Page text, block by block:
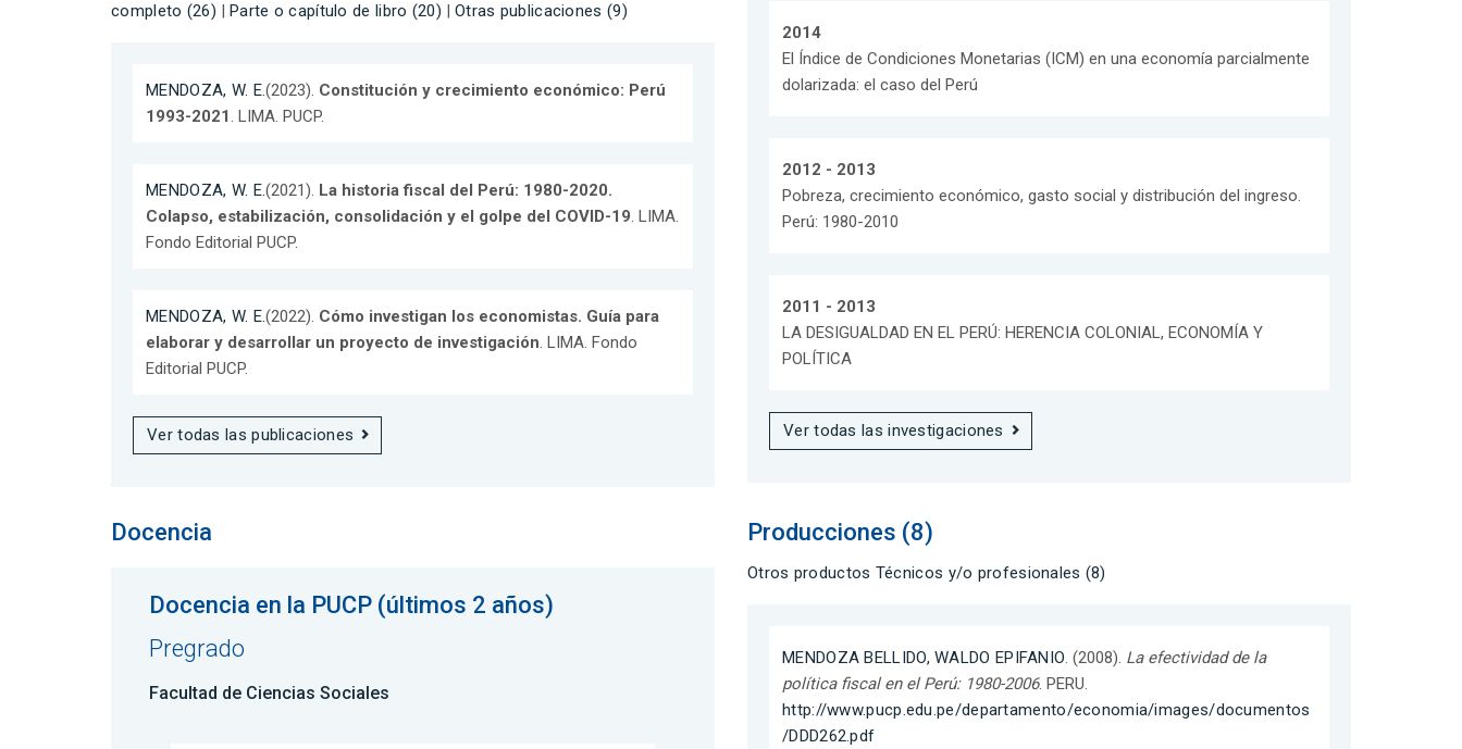
completo (26)
Parte o capítulo de libro (20) Otras publicaciones (9)
MENDOZA, W. E.(2023). Constitución y crecimiento económico: Perú
1993-2021. LIMA. PUCP.
MENDOZA, W. E.(2021). La historia fiscal del Perú: 1980-2020.
Colapso, estabilización, consolidación y el golpe del COVID-19. LIMA.
Fondo Editorial PUCP.
MENDOZA, W. E.(2022). Cómo investigan los economistas. Guía para
elaborar y desarrollar un proyecto de investigación. LIMA. Fondo
Editorial PUCP.
Ver todas las publicaciones
2014
El Índice de Condiciones Monetarias (ICM) en una economía parcialmente
dolarizada: el caso del Perú
2012 - 2013
Pobreza, crecimiento económico, gasto social y distribución del ingreso.
Perú: 1980-2010
2011 - 2013
LA DESIGUALDAD EN EL PERÚ: HERENCIA COLONIAL, ECONOMÍA Y
POLÍTICA
Ver todas las investigaciones
Docencia
Docencia en la PUCP (últimos 2 años)
Pregrado
Facultad de Ciencias Sociales
Producciones (8)
Otros productos Técnicos y/o profesionales (8)
MENDOZA BELLIDO, WALDO EPIFANIO. (2008). La efectividad de la
política fiscal en el Perú: 1980-2006. PERU.
http://www.pucp.edu.pe/departamento/economia/images/documentos
/DDD262.pdf